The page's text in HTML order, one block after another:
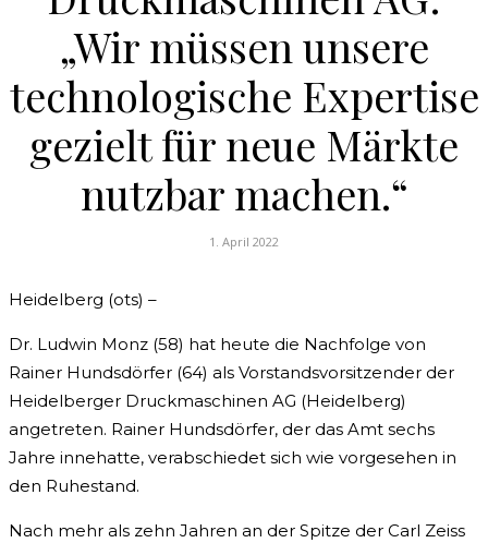
„Wir müssen unsere
technologische Expertise
gezielt für neue Märkte
nutzbar machen.“
1. April 2022
Heidelberg (ots) –
Dr. Ludwin Monz (58) hat heute die Nachfolge von
Rainer Hundsdörfer (64) als Vorstandsvorsitzender der
Heidelberger Druckmaschinen AG (Heidelberg)
angetreten. Rainer Hundsdörfer, der das Amt sechs
Jahre innehatte, verabschiedet sich wie vorgesehen in
den Ruhestand.
Nach mehr als zehn Jahren an der Spitze der Carl Zeiss